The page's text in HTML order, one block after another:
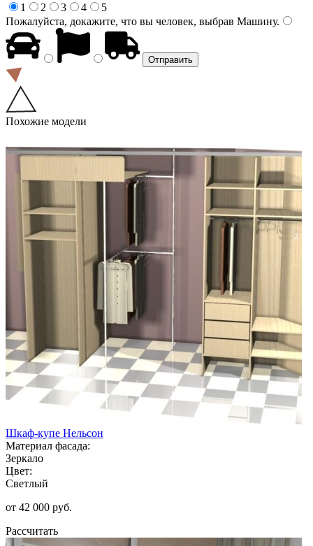
1
2 3 4
5
Пожалуйста, докажите, что вы человек, выбрав Машину.
Похожие модели
Шкаф-купе Нельсон
Материал фасада:
Зеркало
Цвет:
Светлый
от 42 000 руб.
Рассчитать